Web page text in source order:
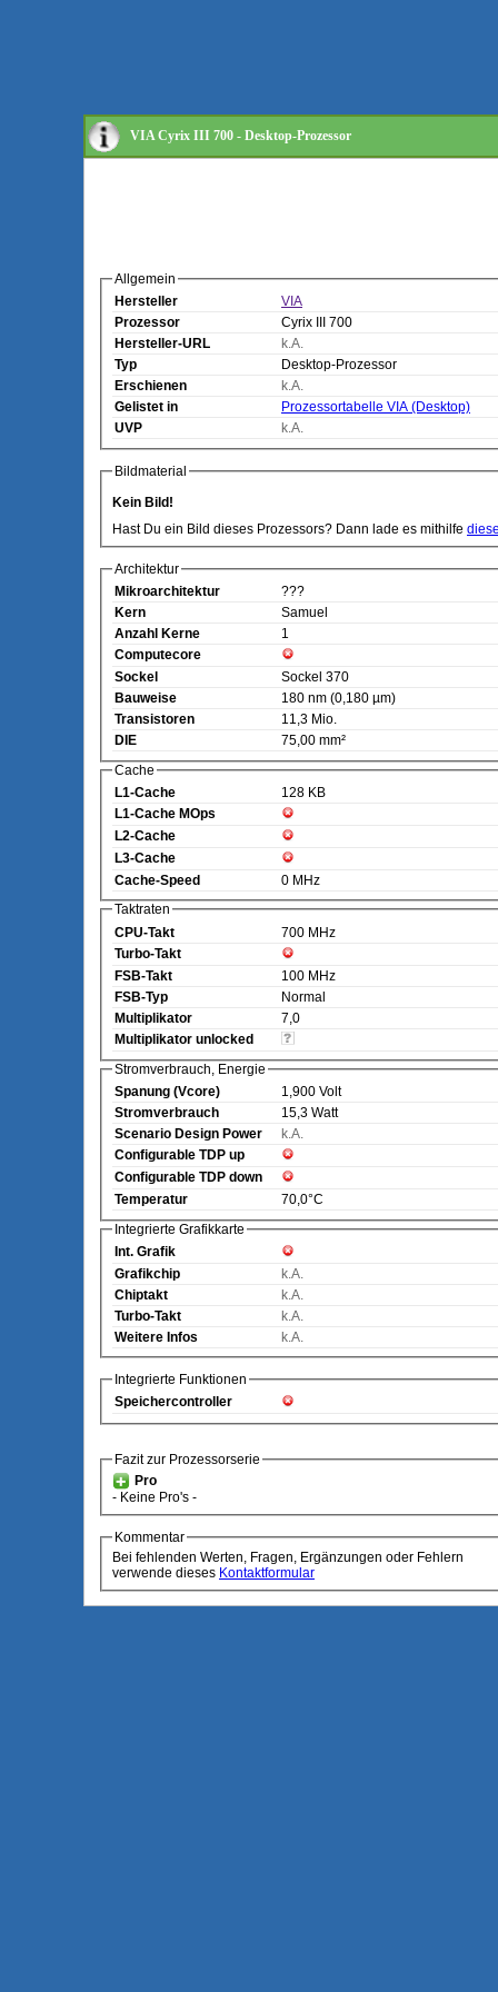
VIA Cyrix III 700 - Desktop-Prozessor
Allgemein
Hersteller
VIA
Prozessor
Cyrix III 700
Hersteller-URL
k.A.
Typ
Desktop-Prozessor
Erschienen
k.A.
Gelistet in
Prozessortabelle VIA (Desktop)
UVP
k.A.
Bildmaterial
Kein Bild!
Hast Du ein Bild dieses Prozessors? Dann lade es mithilfe
Architektur
Mikroarchitektur
???
Kern
Samuel
Anzahl Kerne
1
Computecore
Sockel
Sockel 370
Bauweise
180 nm (0,180 µm)
Transistoren
11,3 Mio.
DIE
75,00 mm²
Cache
L1-Cache
128 KB
L1-Cache MOps
L2-Cache
L3-Cache
Cache-Speed
0 MHz
Taktraten
CPU-Takt
700 MHz
Turbo-Takt
FSB-Takt
100 MHz
FSB-Typ
Normal
Multiplikator
7,0
Multiplikator unlocked
Stromverbrauch, Energie
Spanung (Vcore)
1,900 Volt
Stromverbrauch
15,3 Watt
Scenario Design Power
k.A.
Configurable TDP up
Configurable TDP down
Temperatur
70,0°C
Integrierte Grafikkarte
Int. Grafik
Grafikchip
k.A.
Chiptakt
k.A.
Turbo-Takt
k.A.
Weitere Infos
k.A.
Integrierte Funktionen
Speichercontroller
Fazit zur Prozessorserie
Pro
- Keine Pro's -
Kommentar
Bei fehlenden Werten, Fragen, Ergänzungen oder Fehlern
verwende dieses Kontaktformular